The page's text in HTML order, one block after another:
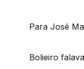
Para José
Bolieiro